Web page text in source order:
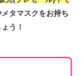
タマスクをお持ち
う！